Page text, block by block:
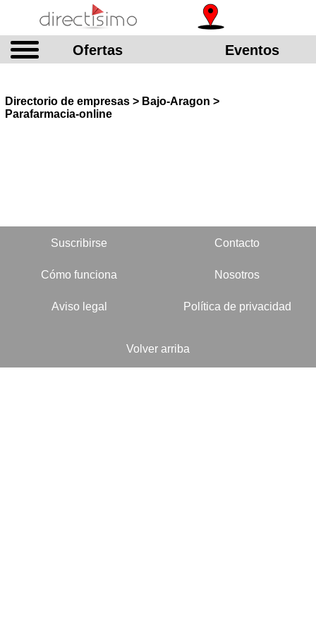
Ofertas Eventos
Directorio de empresas > Bajo-Aragon >
Parafarmacia-online
Suscribirse Contacto
Cómo funciona Nosotros
Aviso legal Política de privacidad
Volver arriba